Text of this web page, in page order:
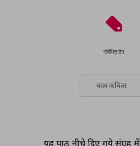
संबंधित टैग
बाल कविता